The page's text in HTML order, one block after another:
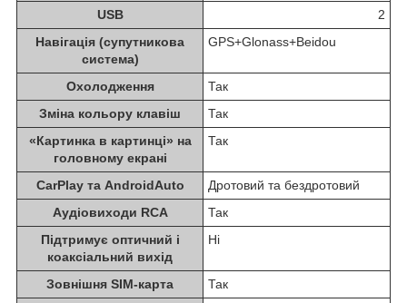
USB
2
Навігація (супутникова
система)
GPS+Glonass+Beidou
Охолодження
Так
Зміна кольору клавіш
Так
«Картинка в картинці» на
головному екрані
Так
CarPlay та AndroidAuto
Дротовий та бездротовий
Аудіовиходи RCA
Так
Підтримує оптичний і
коаксіальний вихід
Ні
Зовнішня SIM-карта
Так